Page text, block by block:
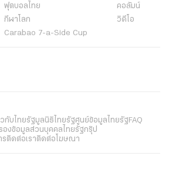
ฟุตบอลไทย
คอลัมน์
กีฬาโลก
วิดีโอ
Carabao 7-a-Side Cup
กับไทยรัฐมูลนิธิไทยรัฐศูนย์ข้อมูลไทยรัฐFAQ
องข้อมูลส่วนบุคคลไทยรัฐกรุ๊ป
รติดต่อเราติดต่อโฆษณา